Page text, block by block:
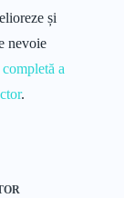
și
nevoie
a
.